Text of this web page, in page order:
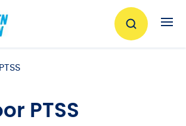
PTSS